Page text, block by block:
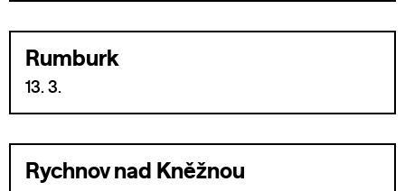
Rumburk
13. 3.
Rychnov nad Kněžnou